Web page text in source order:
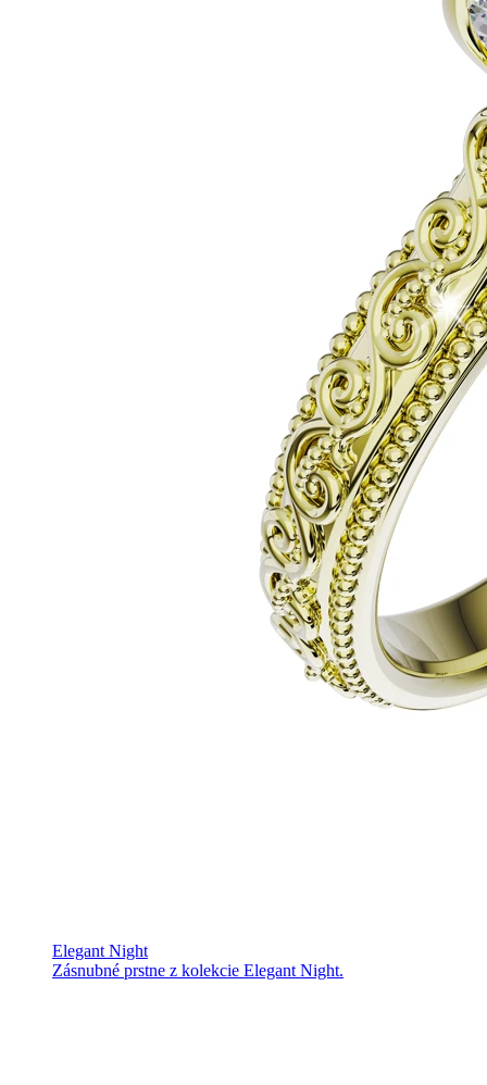
Elegant Night
Zásnubné prstne z kolekcie Elegant Night.